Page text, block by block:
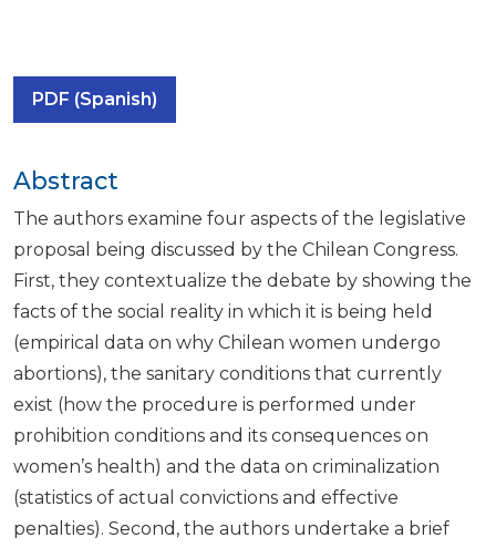
PDF (Spanish)
Abstract
The authors examine four aspects of the legislative
proposal being discussed by the Chilean Congress.
First, they contextualize the debate by showing the
facts of the social reality in which it is being held
(empirical data on why Chilean women undergo
abortions), the sanitary conditions that currently
exist (how the procedure is performed under
prohibition conditions and its consequences on
women’s health) and the data on criminalization
(statistics of actual convictions and effective
penalties). Second, the authors undertake a brief